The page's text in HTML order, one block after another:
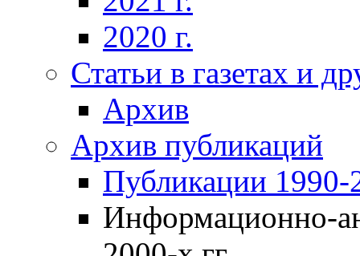
2020 г.
Статьи в газетах и
Архив
Архив публикаций
Публикации 1990-
Информационно-